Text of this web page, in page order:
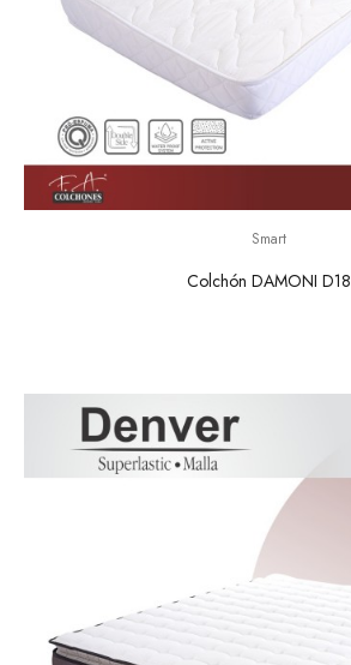
Smart
Colchón DAMONI D18